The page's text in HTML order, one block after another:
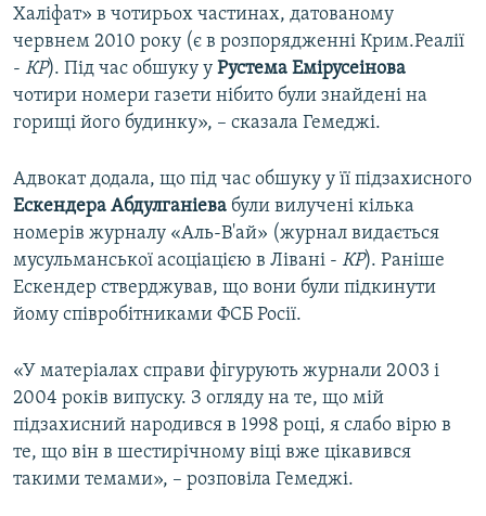
Халіфат» в чотирьох частинах, датованому
червнем 2010 року (є в розпорядженні Крим.Реалії
- КР). Під час обшуку у Рустема Емірусеінова
чотири номери газети нібито були знайдені на
горищі його будинку», – сказала Гемеджі.
Адвокат додала, що під час обшуку у її підзахисного
Ескендера Абдулганіева були вилучені кілька
номерів журналу «Аль-В'ай» (журнал видається
мусульманської асоціацією в Лівані - КР). Раніше
Ескендер стверджував, що вони були підкинути
йому співробітниками ФСБ Росії.
«У матеріалах справи фігурують журнали 2003 і
2004 років випуску. З огляду на те, що мій
підзахисний народився в 1998 році, я слабо вірю в
те, що він в шестирічному віці вже цікавився
такими темами», – розповіла Гемеджі.